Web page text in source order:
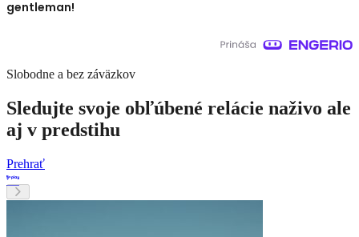
gentleman!
Slobodne a bez záväzkov
Sledujte svoje obľúbené relácie naživo ale
aj v predstihu
Prehrať